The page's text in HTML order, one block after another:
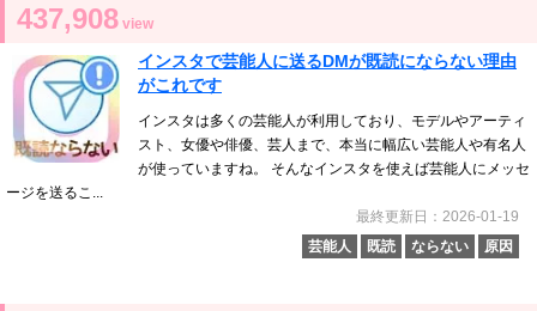
437,908 view
インスタで芸能人に送るDMが既読にならない理由
がこれです
インスタは多くの芸能人が利用しており、モデルやアーティ
スト、女優や俳優、芸人まで、本当に幅広い芸能人や有名人
が使っていますね。 そんなインスタを使えば芸能人にメッセ
ージを送るこ...
最終更新日：2026-01-19
芸能人
既読 ならない 原因